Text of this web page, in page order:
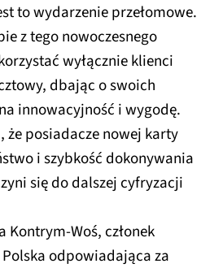
to wydarzenie przełomowe.
z tego nowoczesnego
wyłącznie klienci
dbając o swoich
innowacyjność i wygodę.
że posiadacze nowej karty
i szybkość dokonywania
się do dalszej cyfryzacji
Kontrym-Woś, członek
odpowiadająca za